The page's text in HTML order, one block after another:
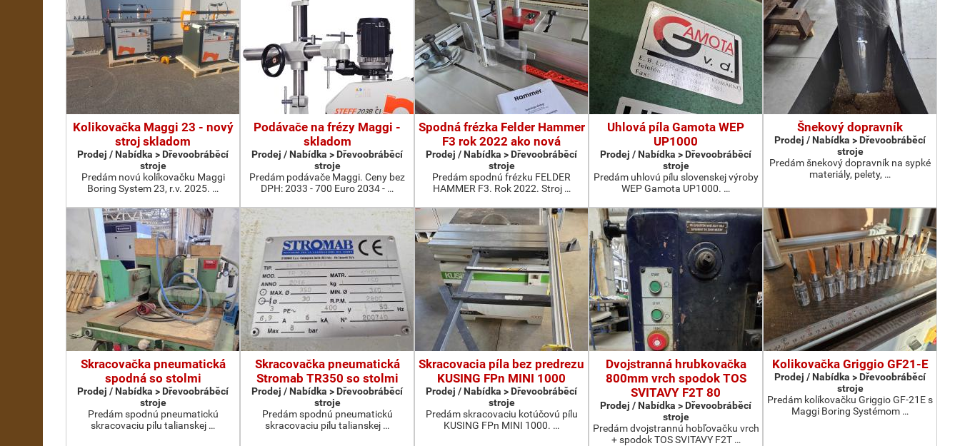
Kolikovačka Maggi 23 - nový
stroj skladom
Prodej / Nabídka > Dřevoobráběcí
stroje
Predám novú kolíkovačku Maggi
Boring System 23, r.v. 2025. …
Podávače na frézy Maggi -
skladom
Prodej / Nabídka > Dřevoobráběcí
stroje
Predám podávače Maggi. Ceny bez
DPH: 2033 - 700 Euro 2034 - …
Spodná frézka Felder Hammer
F3 rok 2022 ako nová
Prodej / Nabídka > Dřevoobráběcí
stroje
Predám spodnú frézku FELDER
HAMMER F3. Rok 2022. Stroj …
Uhlová píla Gamota WEP
UP1000
Prodej / Nabídka > Dřevoobráběcí
stroje
Predám uhlovú pílu slovenskej výroby
WEP Gamota UP1000. …
Šnekový dopravník
Prodej / Nabídka > Dřevoobráběcí
stroje
Predám šnekový dopravník na sypké
materiály, pelety, …
Skracovačka pneumatická
spodná so stolmi
Prodej / Nabídka > Dřevoobráběcí
stroje
Predám spodnú pneumatickú
skracovaciu pílu talianskej …
Skracovačka pneumatická
Stromab TR350 so stolmi
Prodej / Nabídka > Dřevoobráběcí
stroje
Predám spodnú pneumatickú
skracovaciu pílu talianskej …
Skracovacia píla bez predrezu
KUSING FPn MINI 1000
Prodej / Nabídka > Dřevoobráběcí
stroje
Predám skracovaciu kotúčovú pílu
KUSING FPn MINI 1000. …
Dvojstranná hrubkovačka
800mm vrch spodok TOS
SVITAVY F2T 80
Prodej / Nabídka > Dřevoobráběcí
stroje
Predám dvojstrannú hobľovačku vrch
+ spodok TOS SVITAVY F2T …
Kolikovačka Griggio GF21-E
Prodej / Nabídka > Dřevoobráběcí
stroje
Predám kolíkovačku Griggio GF-21E s
Maggi Boring Systémom …